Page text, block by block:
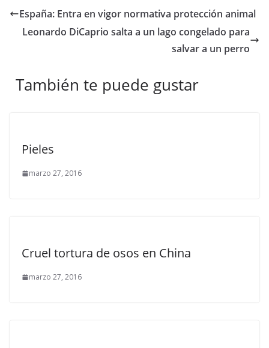
España: Entra en vigor normativa protección animal
Leonardo DiCaprio salta a un lago congelado para
salvar a un perro
También te puede gustar
Pieles
marzo 27, 2016
Cruel tortura de osos en China
marzo 27, 2016